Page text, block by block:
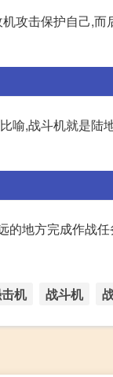
攻击保护自己,
喻,战斗机就是陆
地方完成作战
机 战斗机